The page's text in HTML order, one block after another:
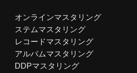
オンラインマスタリング
ステムマスタリング
レコードマスタリング
アルバムマスタリング
DDPマスタリング